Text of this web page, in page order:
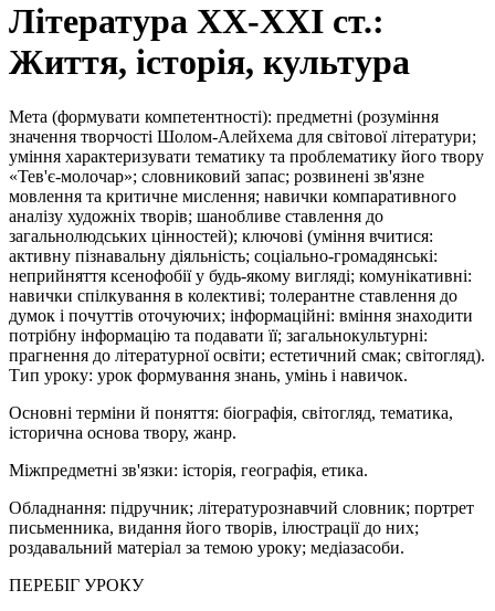
Література XX-XXI ст.:
Життя, історія, культура
Мета (формувати компетентності): предметні (розуміння
значення творчості Шолом-Алейхема для світової літератури;
уміння характеризувати тематику та проблематику його твору
«Тев'є-молочар»; словниковий запас; розвинені зв'язне
мовлення та критичне мислення; навички компаративного
аналізу художніх творів; шанобливе ставлення до
загальнолюдських цінностей); ключові (уміння вчитися:
активну пізнавальну діяльність; соціально-громадянські:
неприйняття ксенофобії у будь-якому вигляді; комунікативні:
навички спілкування в колективі; толерантне ставлення до
думок і почуттів оточуючих; інформаційні: вміння знаходити
потрібну інформацію та подавати її; загальнокультурні:
прагнення до літературної освіти; естетичний смак; світогляд).
Тип уроку: урок формування знань, умінь і навичок.
Основні терміни й поняття: біографія, світогляд, тематика,
історична основа твору, жанр.
Міжпредметні зв'язки: історія, географія, етика.
Обладнання: підручник; літературознавчий словник; портрет
письменника, видання його творів, ілюстрації до них;
роздавальний матеріал за темою уроку; медіазасоби.
ПЕРЕБІГ УРОКУ